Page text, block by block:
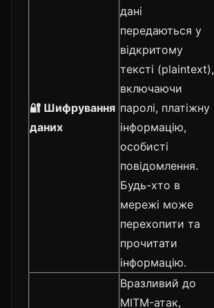
🔐 Шифрування
даних
дані
передаються у
відкритому
тексті (plaintext),
включаючи
паролі, платіжну
інформацію,
особисті
повідомлення.
Будь-хто в
мережі може
перехопити та
прочитати
інформацію.
Вразливий до
MITM-атак,